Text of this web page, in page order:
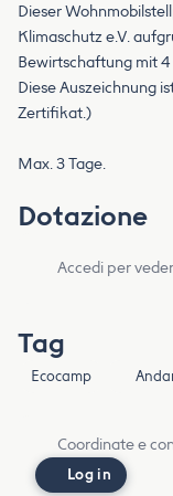
Dieser
Klimaschutz e.V.
Bewirtschaftung mit
Diese Auszeichnung
Zertifikat.)
Max. 3 Tage.
Dotazione
Accedi per
Tag
Ecocamp
Coordinate e
Log in